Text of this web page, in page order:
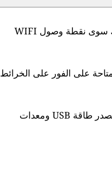
من السهل جدًا إعداد أجهزة مراقبة جودة الهواء GAIA: ما عليك سوى نقطة وصول WIFI
على الفور على الخرائط
تأتي المحطة مزودة بكابل طاقة مقاوم للماء بطول 10 أمتار ومصدر طاقة USB ومعدات